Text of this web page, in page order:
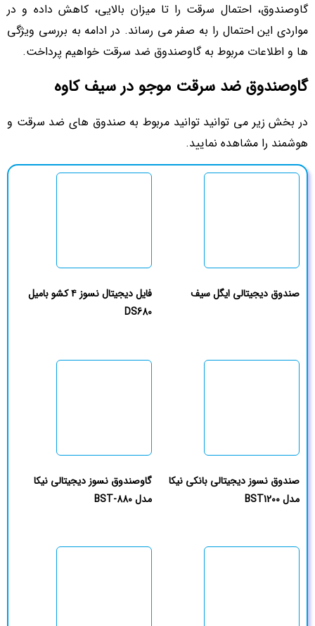
گاوصندوق، احتمال سرقت را تا میزان بالایی، کاهش داده و در
مواردی این احتمال را به صفر می رساند. در ادامه به بررسی ویژگی
ها و اطلاعات مربوط به گاوصندوق ضد سرقت خواهیم پرداخت.
گاوصندوق ضد سرقت موجو در سیف کاوه
در بخش زیر می توانید توانید مربوط به صندوق های ضد سرقت و
هوشمند را مشاهده نمایید.
صندوق دیجیتالی ایگل سیف
فایل دیجیتال نسوز ۴ کشو بامیل
DS680
صندوق نسوز دیجیتالی بانکی نیکا
مدل BST1200
گاوصندوق نسوز دیجیتالی نیکا
مدل BST-880